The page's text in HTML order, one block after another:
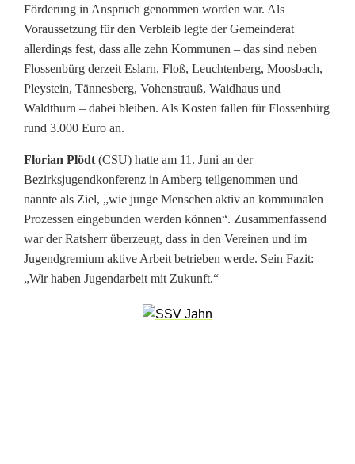
i
g
a
b
i
t
a
u
s
b
Förderung in Anspruch genommen worden war. Als
Voraussetzung für den Verbleib legte der Gemeinderat
allerdings fest, dass alle zehn Kommunen – das sind neben
Flossenbürg derzeit Eslarn, Floß, Leuchtenberg, Moosbach,
Pleystein, Tännesberg, Vohenstrauß, Waidhaus und
Waldthurn – dabei bleiben. Als Kosten fallen für Flossenbürg
rund 3.000 Euro an.
Florian Plödt (CSU) hatte am 11. Juni an der
Bezirksjugendkonferenz in Amberg teilgenommen und
nannte als Ziel, „wie junge Menschen aktiv an kommunalen
Prozessen eingebunden werden können“. Zusammenfassend
war der Ratsherr überzeugt, dass in den Vereinen und im
Jugendgremium aktive Arbeit betrieben werde. Sein Fazit:
„Wir haben Jugendarbeit mit Zukunft.“